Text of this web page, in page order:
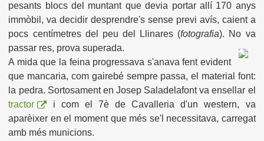
pesants blocs del muntant que devia portar allí 170 anys
immòbil, va decidir desprendre's sense previ avís, caient a
pocs centímetres del peu del Llinares (fotografia). No va
passar res, prova superada.
A mida que la feina progressava s'anava fent evident
que mancaria, com gairebé sempre passa, el material font:
la pedra. Sortosament en Josep Saladelafont va ensellar el
tractor
i com el 7è de Cavalleria d'un western, va
aparèixer en el moment que més se'l necessitava, carregat
amb més municions.